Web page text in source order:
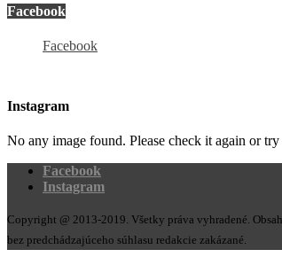
Facebook
Facebook
Instagram
No any image found. Please check it again or
Facebook
Instagram
Copyright @ 2013-2019. Všetky práva vyhradené.
bez predchádzajúceho súhlasu redakcie zakázané.